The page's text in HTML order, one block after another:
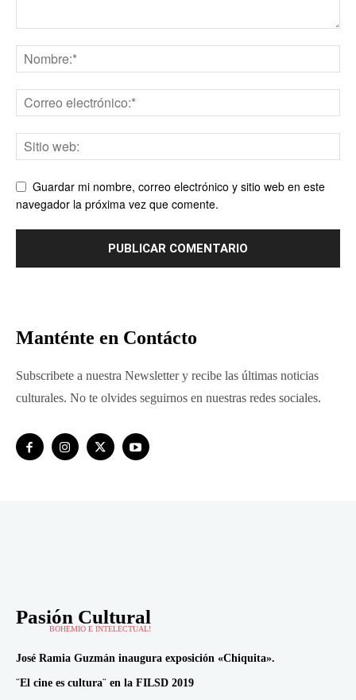
Guardar mi nombre, correo electrónico y sitio web en este
navegador la próxima vez que comente.
Manténte en Contácto
Subscribete a nuestra Newsletter y recibe las últimas noticias
culturales. No te olvides seguirnos en nuestras redes sociales.
Pasión Cultural
BOHEMIO E INTELECTUAL!
José Ramia Guzmán inaugura exposición «Chiquita».
¨El cine es cultura¨ en la FILSD 2019